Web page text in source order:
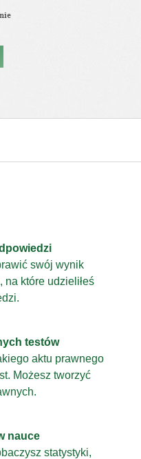
swój wynik
na które udzieliłeś
testów
aktu prawnego
Możesz tworzyć
nauce
statystyki,